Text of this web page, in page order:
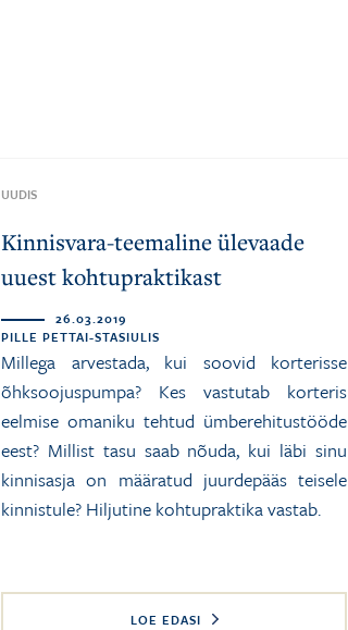
UUDIS
Kinnisvara-teemaline ülevaade
uuest kohtupraktikast
26.03.2019
PILLE PETTAI-STASIULIS
Millega arvestada, kui soovid korterisse
õhksoojuspumpa? Kes vastutab korteris
eelmise omaniku tehtud ümberehitustööde
eest? Millist tasu saab nõuda, kui läbi sinu
kinnisasja on määratud juurdepääs teisele
kinnistule? Hiljutine kohtupraktika vastab.
LOE EDASI